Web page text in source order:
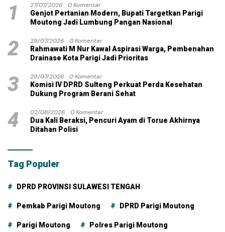
1 27/07/2026
0 Komentar
Genjot Pertanian Modern, Bupati Targetkan Parigi
Moutong Jadi Lumbung Pangan Nasional
2 29/07/2026
0 Komentar
Rahmawati M Nur Kawal Aspirasi Warga, Pembenahan
Drainase Kota Parigi Jadi Prioritas
3 29/07/2026
0 Komentar
Komisi IV DPRD Sulteng Perkuat Perda Kesehatan
Dukung Program Berani Sehat
4 02/08/2026
0 Komentar
Dua Kali Beraksi, Pencuri Ayam di Torue Akhirnya
Ditahan Polisi
Tag Populer
DPRD PROVINSI SULAWESI TENGAH
Pemkab Parigi Moutong DPRD Parigi Moutong
Parigi Moutong Polres Parigi Moutong